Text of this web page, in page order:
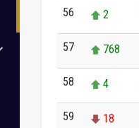
56 2
57 768
58 4
59 18